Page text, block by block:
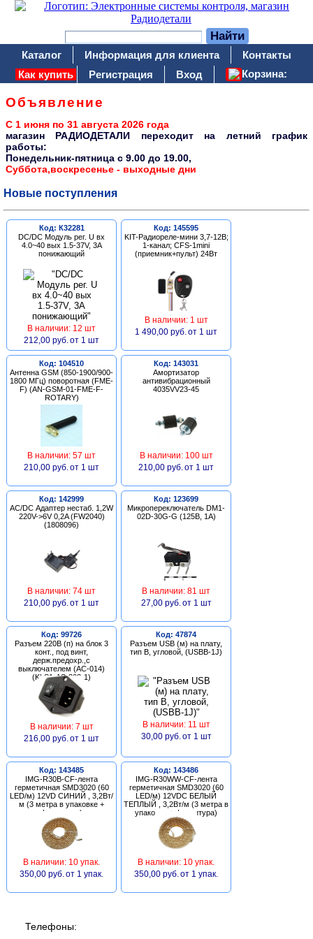
Каталог Информация для клиента
Контакты
Как купить
Регистрация Вход Корзина:
Объявление
С 1 июня по 31 августа 2026 года
магазин РАДИОДЕТАЛИ переходит на летний график
работы:
Понедельник-пятница c 9.00 до 19.00,
Суббота,воскресенье - выходные дни
Новые поступления
Код: К32281
DC/DC Модуль рег. U вх
4.0~40 вых 1.5-37V, 3A
понижающий
В наличии: 12 шт
212,00 руб. от 1 шт
Код: 145595
KIT-Радиореле-мини 3,7-12В;
1-канал; CFS-1mini
(приемник+пульт) 24Вт
В наличии: 1 шт
1 490,00 руб. от 1 шт
Код: 104510
Антенна GSM (850-1900/900-
1800 МГц) поворотная (FME-
F) (AN-GSM-01-FME-F-
ROTARY)
В наличии: 57 шт
210,00 руб. от 1 шт
Код: 143031
Амортизатор
антивибрационный
4035VV23-45
В наличии: 100 шт
210,00 руб. от 1 шт
Код: 142999
AC/DC Адаптер нестаб. 1,2W
220V->6V 0,2A (FW2040)
(1808096)
В наличии: 74 шт
210,00 руб. от 1 шт
Код: 123699
Микропереключатель DM1-
02D-30G-G (125В, 1А)
В наличии: 81 шт
27,00 руб. от 1 шт
Код: 99726
Разъем 220В (п) на блок 3
конт., под винт,
держ.предохр.,с
выключателем (AC-014)
(KLS1-AS-303-1)
В наличии: 7 шт
216,00 руб. от 1 шт
Код: 47874
Разъем USB (м) на плату,
тип В, угловой, (USBB-1J)
В наличии: 11 шт
30,00 руб. от 1 шт
Код: 143485
IMG-R30B-CF-лента
герметичная SMD3020 (60
LED/м) 12VD СИНИЙ , 3,2Вт/
м (3 метра в упаковке +
фурнитура)
В наличии: 10 упак.
350,00 руб. от 1 упак.
Код: 143486
IMG-R30WW-CF-лента
герметичная SMD3020 (60
LED/м) 12VDC БЕЛЫЙ
ТЕПЛЫЙ , 3,2Вт/м (3 метра в
упаковке + фурнитура)
В наличии: 10 упак.
350,00 руб. от 1 упак.
Телефоны: